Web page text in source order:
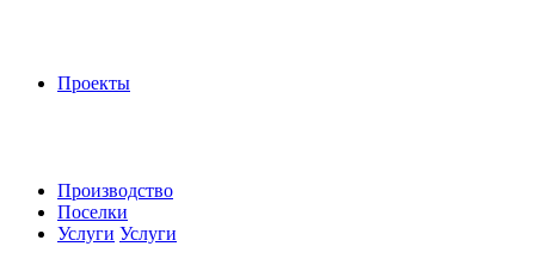
Проекты
Производство
Поселки
Услуги Услуги